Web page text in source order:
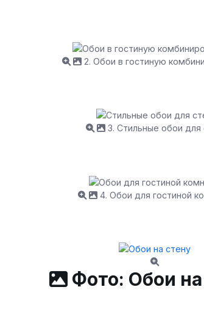
2. Обои в гостиную
3. Стильные обои для
4. Обои для гостиной
Фото: Обои